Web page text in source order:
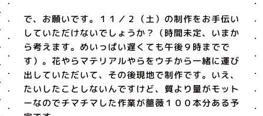
で、お願いです。１１／２（土）の制作をお手伝い
していただけないでしょうか？（時間未定、いまか
ら考えます。めいっぱい遅くても午後９時までで
す）。花やらマテリアルやらをウチから一緒に運び
出していただいて、その後現地で制作です。いえ、
たいしたことしないんですけど、質より量がモット
ーなのでチマチマした作業が薔薇１００本分ある予